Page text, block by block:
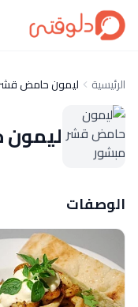
الرئيسية ليمون حامض
الوصفات